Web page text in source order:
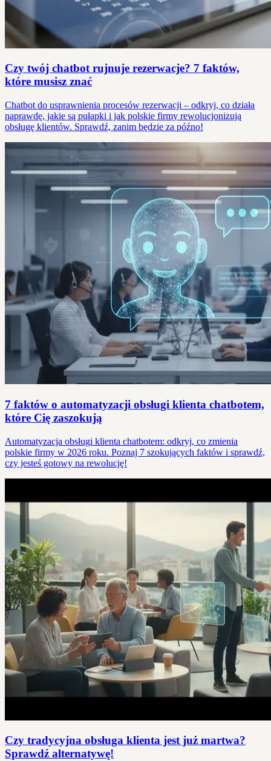
Czy twój chatbot rujnuje rezerwacje? 7 faktów,
które musisz znać
Chatbot do usprawnienia procesów rezerwacji – odkryj, co działa
naprawdę, jakie są pułapki i jak polskie firmy rewolucjonizują
obsługę klientów. Sprawdź, zanim będzie za późno!
7 faktów o automatyzacji obsługi klienta chatbotem,
które Cię zaszokują
Automatyzacja obsługi klienta chatbotem: odkryj, co zmienia
polskie firmy w 2026 roku. Poznaj 7 szokujących faktów i sprawdź,
czy jesteś gotowy na rewolucję!
Czy tradycyjna obsługa klienta jest już martwa?
Sprawdź alternatywę!